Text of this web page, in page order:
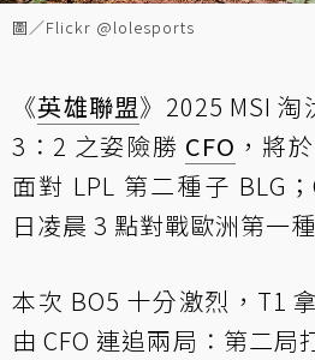
圖／Flickr @lolesports
《英雄聯盟》2025 MSI 淘
3：2 之姿險勝 CFO ，將
面對 LPL 第二種子 BLG
日凌晨 3 點對戰歐洲第一
本次 BO5 十分激烈，T1
由 CFO 連追兩局：第二局